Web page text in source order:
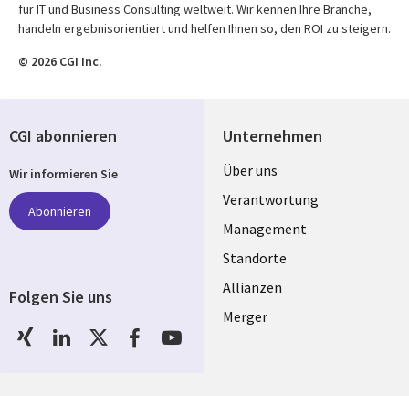
für IT und Business Consulting weltweit. Wir kennen Ihre Branche,
handeln ergebnisorientiert und helfen Ihnen so, den ROI zu steigern.
© 2026 CGI Inc.
Unternehmen
Useful
links
GERMANY
Über uns
Verantwortung
Management
Standorte
Allianzen
Merger
CGI abonnieren
Wir informieren Sie
Abonnieren
Folgen Sie uns
Social
Media